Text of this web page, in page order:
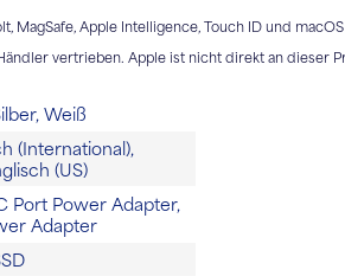
MagSafe, Apple Intelligence, Touch ID und
vertrieben. Apple ist nicht direkt an
Weiß
(International),
(US)
Port Power Adapter,
Adapter